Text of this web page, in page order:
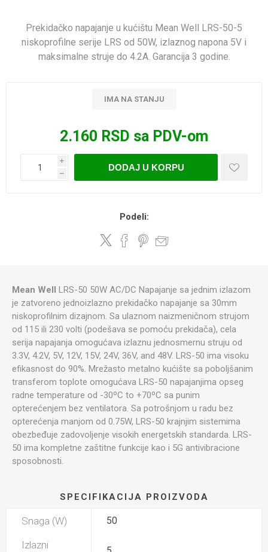
Prekidačko napajanje u kućištu Mean Well LRS-50-5
niskoprofilne serije LRS od 50W, izlaznog napona 5V i
maksimalne struje do 4.2A. Garancija 3 godine.
IMA NA STANJU
2.160 RSD sa PDV-om
i
h
DODAJ U KORPU
Podeli:
Mean Well LRS-50 50W AC/DC Napajanje sa jednim izlazom
je zatvoreno jednoizlazno prekidačko napajanje sa 30mm
niskoprofilnim dizajnom. Sa ulaznom naizmeničnom strujom
od 115 ili 230 volti (podešava se pomoću prekidača), cela
serija napajanja omogućava izlaznu jednosmernu struju od
3.3V, 4.2V, 5V, 12V, 15V, 24V, 36V, and 48V. LRS-50 ima visoku
efikasnost do 90%. Mrežasto metalno kućište sa poboljšanim
transferom toplote omogućava LRS-50 napajanjima opseg
radne temperature od -30ºC to +70ºC sa punim
opterećenjem bez ventilatora. Sa potrošnjom u radu bez
opterećenja manjom od 0.75W, LRS-50 krajnjim sistemima
obezbeđuje zadovoljenje visokih energetskih standarda. LRS-
50 ima kompletne zaštitne funkcije kao i 5G antivibracione
sposobnosti.
SPECIFIKACIJA PROIZVODA
Snaga (W) 50
Izlazni